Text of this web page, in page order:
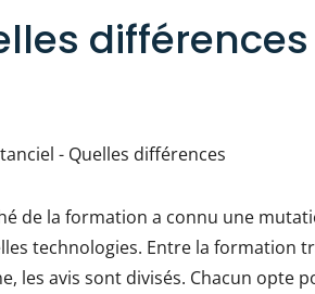
différences
de la formation a connu une
technologies. Entre la formation
les avis sont divisés. Chacun opte